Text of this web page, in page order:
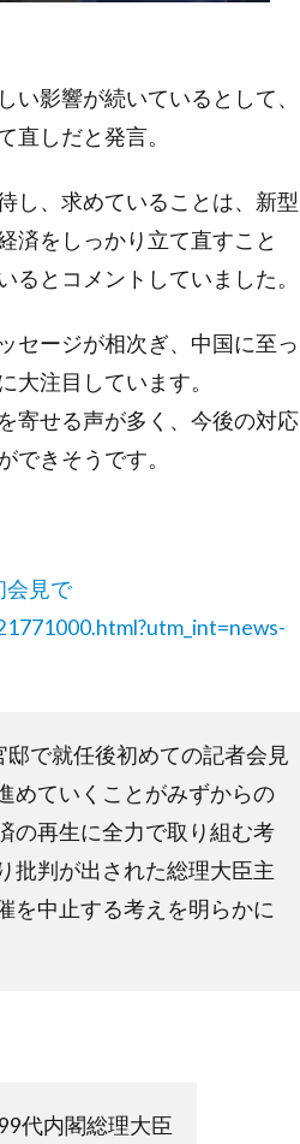
影響が続いているとして、
直しだと発言。
し、求めていることは、新型
済をしっかり立て直すこと
とコメントしていました。
セージが相次ぎ、中国に至っ
大注目しています。
寄せる声が多く、今後の対応
できそうです。
会見で
で就任後初めての記者会見
めていくことがみずからの
の再生に全力で取り組む考
批判が出された総理大臣主
を中止する考えを明らかに
代内閣総理大臣